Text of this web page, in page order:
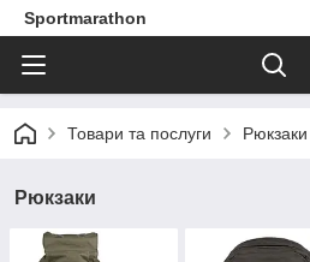
Sportmarathon
Товари та послуги Рюкзаки
Рюкзаки